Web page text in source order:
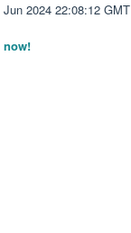
Jun 2024 22:08:12 GMT
now!